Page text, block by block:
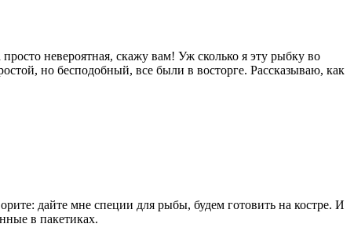
невероятная, скажу вам! Уж сколько я эту рыбку во
но бесподобный, все были в восторге. Рассказываю, как
дайте мне специи для рыбы, будем готовить на костре. И
в пакетиках.